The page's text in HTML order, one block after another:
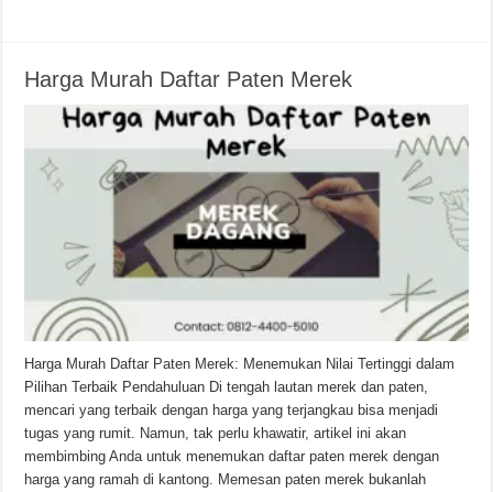
Harga Murah Daftar Paten Merek
Harga Murah Daftar Paten Merek: Menemukan Nilai Tertinggi dalam
Pilihan Terbaik Pendahuluan Di tengah lautan merek dan paten,
mencari yang terbaik dengan harga yang terjangkau bisa menjadi
tugas yang rumit. Namun, tak perlu khawatir, artikel ini akan
membimbing Anda untuk menemukan daftar paten merek dengan
harga yang ramah di kantong. Memesan paten merek bukanlah